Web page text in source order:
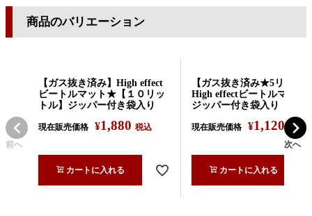
商品のバリエーション
前へ
【ガス抜き済み】High effect
ビートルマット★【１０リッ
トル】ジッパー付き袋入り
現在販売価格 ¥1,880 税込
カートに入れる
【ガス抜き済み★5リット
High effectビートルマッ
ジッパー付き袋入り
現在販売価格 ¥1,120 税込
カートに入れる
次へ